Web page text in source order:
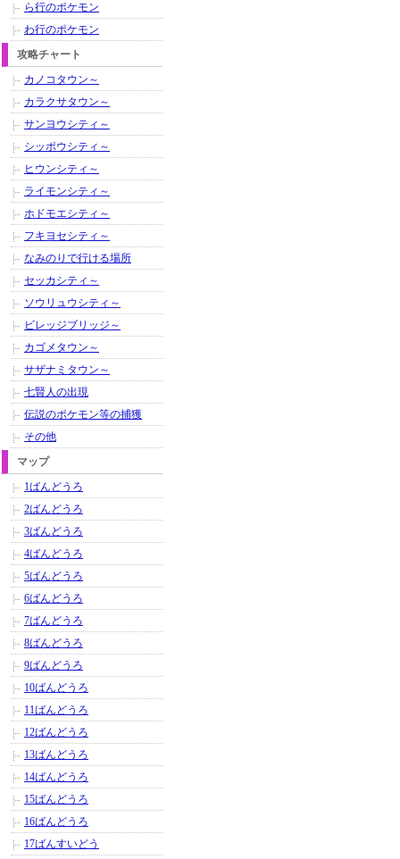
ら行のポケモン
わ行のポケモン
攻略チャート
カノコタウン～
カラクサタウン～
サンヨウシティ～
シッポウシティ～
ヒウンシティ～
ライモンシティ～
ホドモエシティ～
フキヨセシティ～
なみのりで行ける場所
セッカシティ～
ソウリュウシティ～
ビレッジブリッジ～
カゴメタウン～
サザナミタウン～
七賢人の出現
伝説のポケモン等の捕獲
その他
マップ
1ばんどうろ
2ばんどうろ
3ばんどうろ
4ばんどうろ
5ばんどうろ
6ばんどうろ
7ばんどうろ
8ばんどうろ
9ばんどうろ
10ばんどうろ
11ばんどうろ
12ばんどうろ
13ばんどうろ
14ばんどうろ
15ばんどうろ
16ばんどうろ
17ばんすいどう